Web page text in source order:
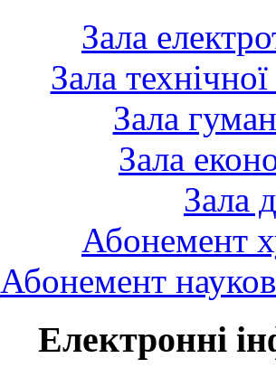
Зала
Зала
Зала
Зала
Зала
Абонемент
Абонемент
Електронні